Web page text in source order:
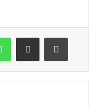
WhatsAppShare via Email Print